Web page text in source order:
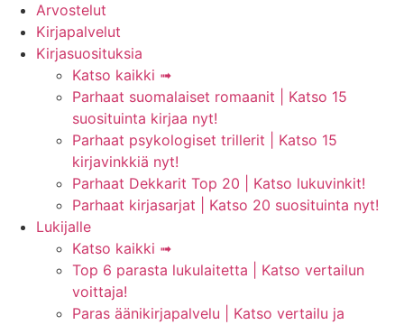
Arvostelut
Kirjapalvelut
Kirjasuosituksia
Katso kaikki ➟
Parhaat suomalaiset romaanit | Katso 15
suosituinta kirjaa nyt!
Parhaat psykologiset trillerit | Katso 15
kirjavinkkiä nyt!
Parhaat Dekkarit Top 20 | Katso lukuvinkit!
Parhaat kirjasarjat | Katso 20 suosituinta nyt!
Lukijalle
Katso kaikki ➟
Top 6 parasta lukulaitetta | Katso vertailun
voittaja!
Paras äänikirjapalvelu | Katso vertailu ja